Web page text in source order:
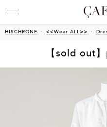
HISCHRONE <<Wear ALL>>
【sold out